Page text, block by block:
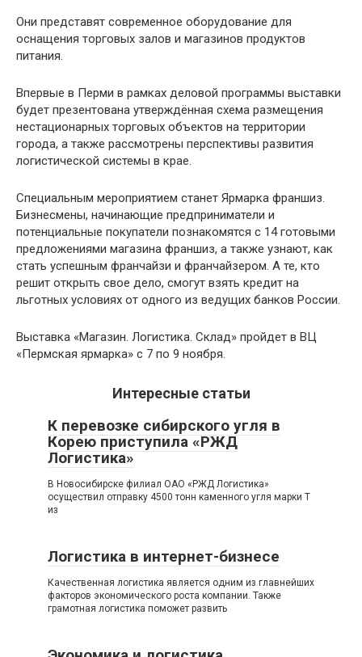
Они представят современное оборудование для
оснащения торговых залов и магазинов продуктов
питания.
Впервые в Перми в рамках деловой программы выставки
будет презентована утверждённая схема размещения
нестационарных торговых объектов на территории
города, а также рассмотрены перспективы развития
логистической системы в крае.
Специальным мероприятием станет Ярмарка франшиз.
Бизнесмены, начинающие предприниматели и
потенциальные покупатели познакомятся с 14 готовыми
предложениями магазина франшиз, а также узнают, как
стать успешным франчайзи и франчайзером. А те, кто
решит открыть свое дело, смогут взять кредит на
льготных условиях от одного из ведущих банков России.
Выставка «Магазин. Логистика. Склад» пройдет в ВЦ
«Пермская ярмарка» с 7 по 9 ноября.
Интересные статьи
К перевозке сибирского угля в
Корею приступила «РЖД
Логистика»
В Новосибирске филиал ОАО «РЖД Логистика»
осуществил отправку 4500 тонн каменного угля марки Т
из
Логистика в интернет-бизнесе
Качественная логистика является одним из главнейших
факторов экономического роста компании. Также
грамотная логистика поможет развить